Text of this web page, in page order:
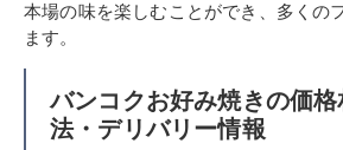
本場の味を楽しむことができ、多くの
ます。
バンコクお好み焼きの価
法・デリバリー情報